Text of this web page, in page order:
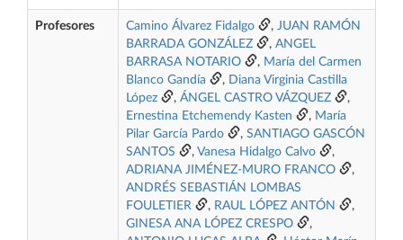
Profesores Camino Álvarez Fidalgo , JUAN RAMÓN
BARRADA GONZÁLEZ
, ANGEL
BARRASA NOTARIO
, María del Carmen
Blanco Gandía
, Diana Virginia Castilla
López
, ÁNGEL CASTRO VÁZQUEZ
,
Ernestina Etchemendy Kasten
, María
Pilar García Pardo
, SANTIAGO GASCÓN
SANTOS
, Vanesa Hidalgo Calvo
,
ADRIANA JIMÉNEZ-MURO FRANCO
,
ANDRÉS SEBASTIÁN LOMBAS
FOULETIER
, RAUL LÓPEZ ANTÓN
,
GINESA ANA LÓPEZ CRESPO
,